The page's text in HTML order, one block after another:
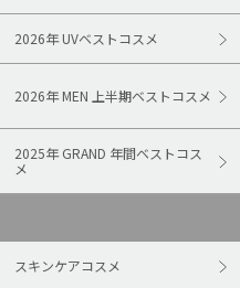
2026年 UVベストコスメ
2026年 MEN 上半期ベストコスメ
2025年 GRAND 年間ベストコス
メ
スキンケアコスメ